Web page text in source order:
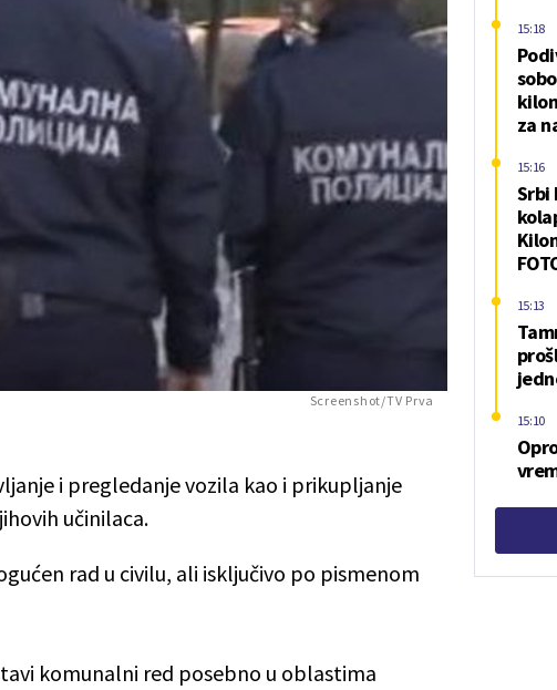
Screenshot/TV Prva
i pregledanje vozila kao i prikupljanje
učinilaca.
rad u civilu, ali isključivo po pismenom
komunalni red posebno u oblastima
za
15:18
Srbi
15:16
15:13
15:10